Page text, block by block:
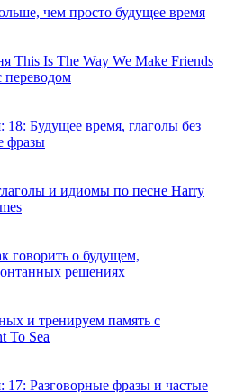
чем просто будущее время
This Is The Way We Make Friends
переводом
18: Будущее время, глаголы без
фразы
и идиомы по песне Harry
говорить о будущем,
решениях
и тренируем память с
To Sea
17: Разговорные фразы и частые